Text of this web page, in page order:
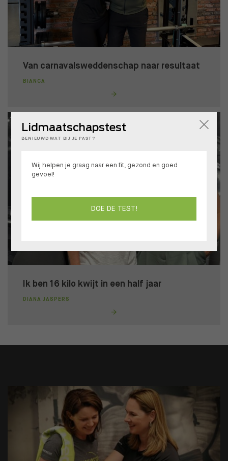
Van carnavalsweddenschap naar resultaat
BIANCA
Ik ben 16 kilo kwijt in een half jaar
DIANA JASPERS
Lidmaatschapstest
BENIEUWD WAT BIJ JE PAST?
Wij helpen je graag naar een fit, gezond en goed
gevoel!
DOE DE TEST!